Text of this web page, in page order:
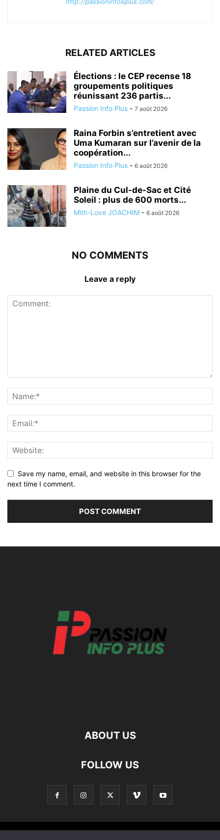
RELATED ARTICLES
Élections : le CEP recense 18
groupements politiques
réunissant 236 partis...
Passion Info Plus - 7 août 2026
Raina Forbin s’entretient avec
Uma Kumaran sur l’avenir de la
coopération...
Passion Info Plus - 6 août 2026
Plaine du Cul-de-Sac et Cité
Soleil : plus de 600 morts...
Mith-Love JOACHIM - 6 août 2026
NO COMMENTS
Leave a reply
Save my name, email, and website in this browser for the
next time I comment.
ABOUT US
FOLLOW US